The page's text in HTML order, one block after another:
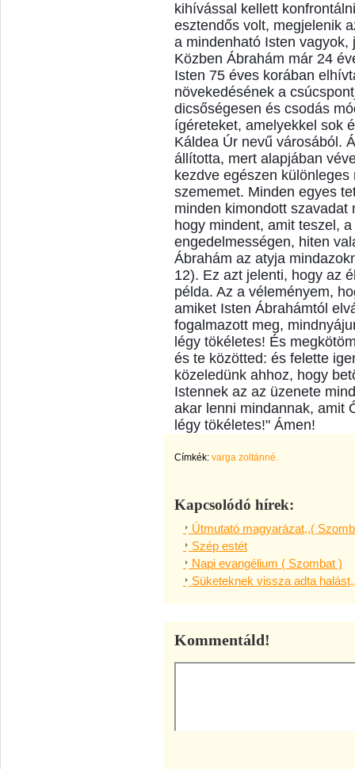
kihívással kellett
esztendős volt, megjelenik
a mindenható Isten
Közben Ábrahám már 24
Isten 75 éves korában
növekedésének a
dicsőségesen és csodás
ígéreteket, amelyekkel sok
Káldea Úr nevű városából.
állította, mert alapjában
kezdve egészen
szememet. Minden egyes
minden kimondott szavadat
hogy mindent, amit teszel,
engedelmességen, hiten
Ábrahám az atyja
12). Ez azt jelenti, hogy az
példa. Az a véleményem,
amiket Isten Ábrahámtól
fogalmazott meg,
légy tökéletes! És
és te közötted: és felette
közeledünk ahhoz, hogy
Istennek az az üzenete
akar lenni mindannak, amit
légy tökéletes!" Ámen!
Címkék: varga zoltánné.
Kapcsolódó hírek:
Útmutató magyarázat,,(
Szép estét
Napi evangélium ( Szombat )
Süketeknek vissza adta
Kommentáld!